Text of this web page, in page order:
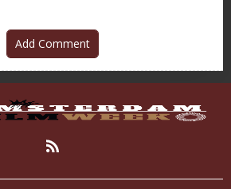
Add Comment